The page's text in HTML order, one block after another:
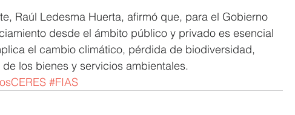
Raúl Ledesma Huerta, afirmó que, para el Gobierno
desde el ámbito público y privado es esencial
el cambio climático, pérdida de biodiversidad,
los bienes y servicios ambientales.
#FIAS